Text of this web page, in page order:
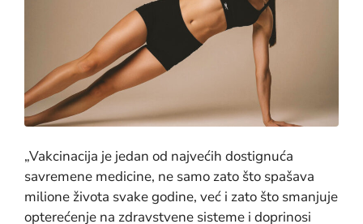
„Vakcinacija je jedan od najvećih dostignuća
savremene medicine, ne samo zato što spašava
milione života svake godine, već i zato što smanjuje
opterećenje na zdravstvene sisteme i doprinosi